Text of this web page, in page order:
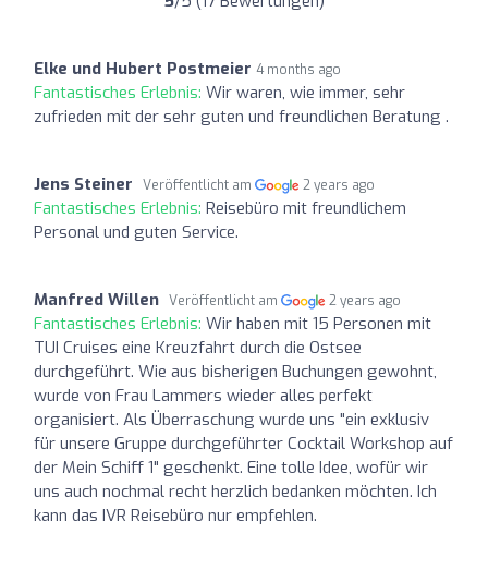
Elke und Hubert Postmeier 4 months ago
Fantastisches Erlebnis: Wir waren, wie immer, sehr
zufrieden mit der sehr guten und freundlichen Beratung .
Jens Steiner Veröffentlicht am 2 years ago
Fantastisches Erlebnis: Reisebüro mit freundlichem
Personal und guten Service.
Manfred Willen Veröffentlicht am 2 years ago
Fantastisches Erlebnis: Wir haben mit 15 Personen mit
TUI Cruises eine Kreuzfahrt durch die Ostsee
durchgeführt. Wie aus bisherigen Buchungen gewohnt,
wurde von Frau Lammers wieder alles perfekt
organisiert. Als Überraschung wurde uns "ein exklusiv
für unsere Gruppe durchgeführter Cocktail Workshop auf
der Mein Schiff 1" geschenkt. Eine tolle Idee, wofür wir
uns auch nochmal recht herzlich bedanken möchten. Ich
kann das IVR Reisebüro nur empfehlen.